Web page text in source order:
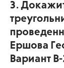
3.
Ершова
Вариант